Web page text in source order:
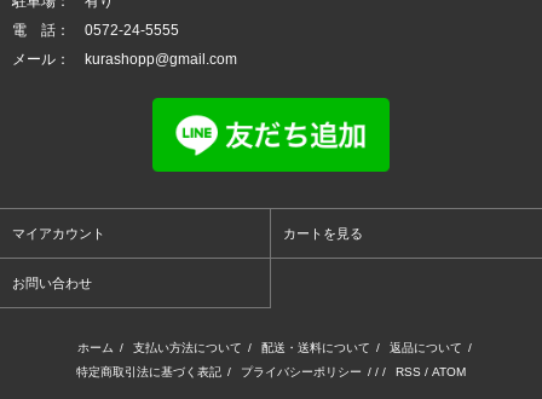
電 話： 0572-24-5555
メール： kurashopp@gmail.com
マイアカウント カートを見る
お問い合わせ
ホーム / 支払い方法について / 配送・送料について / 返品について /
特定商取引法に基づく表記 / プライバシーポリシー / / / RSS / ATOM